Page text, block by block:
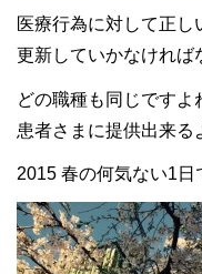
医療行為に対して正
更新していかなければ
どの職種も同じですよ
患者さまに提供出来る
2015 春の何気ない1日